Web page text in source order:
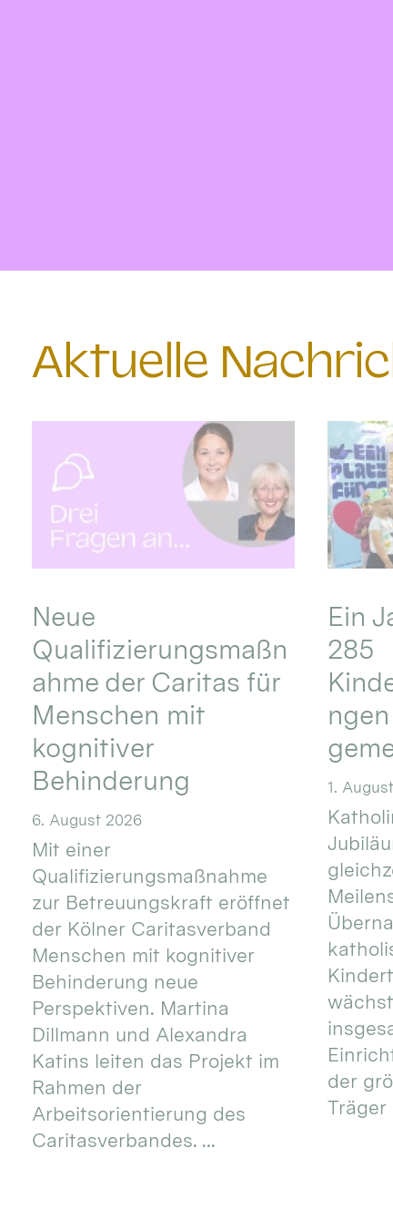
Aktuelle
Neue
Qualifizierungsmaßn
ahme der Caritas für
Menschen mit
kognitiver
Behinderung
6. August 2026
Mit einer
Qualifizierungsmaßnahme
zur Betreuungskraft eröffnet
der Kölner Caritasverband
Menschen mit kognitiver
Behinderung neue
Perspektiven. Martina
Dillmann und Alexandra
Katins leiten das Projekt im
Rahmen der
Arbeitsorientierung des
Caritasverbandes. ...
Ein
285
1.
der
Träger